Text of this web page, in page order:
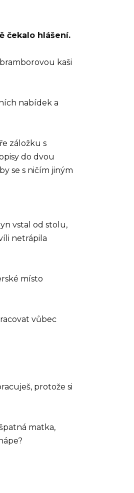
čekalo hlášení.
kaši
nabídek a
záložku s
do dvou
se s ničím jiným
vstal od stolu,
netrápila
místo
vůbec
protože si
matka,